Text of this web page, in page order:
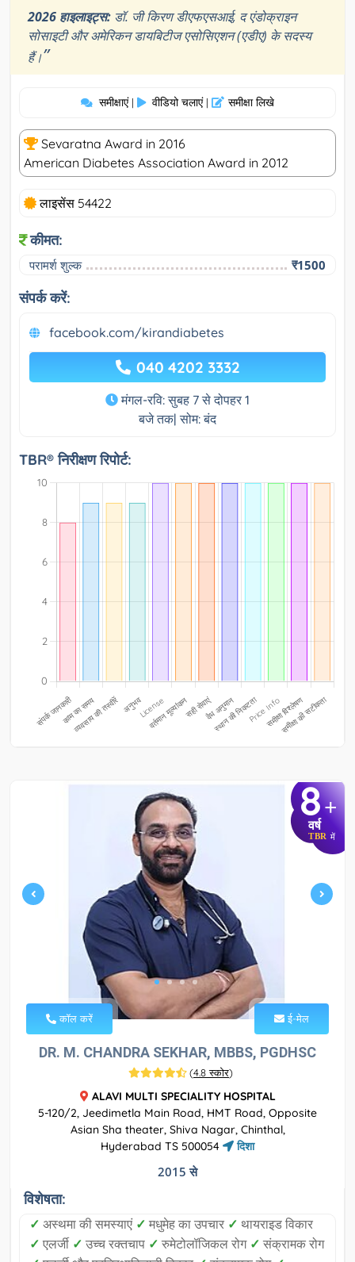
2026 हाइलाइट्स: डॉ. जी किरण डीएफएसआई, द एंडोक्राइन
सोसाइटी और अमेरिकन डायबिटीज एसोसिएशन (एडीए) के सदस्य
हैं।”
समीक्षाएं | वीडियो चलाएं | समीक्षा लिखे
Sevaratna Award in 2016
American Diabetes Association Award in 2012
लाइसेंस 54422
कीमत:
परामर्श शुल्क ₹1500
संपर्क करें:
facebook.com/kirandiabetes
040 4202 3332
मंगल-रवि: सुबह 7 से दोपहर 1
बजे तक| सोम: बंद
TBR® निरीक्षण रिपोर्ट:
8+
वर्ष
TBR में
कॉल करें ई-मेल
DR. M. CHANDRA SEKHAR, MBBS, PGDHSC
(4.8 स्कोर)
ALAVI MULTI SPECIALITY HOSPITAL
5-120/2, Jeedimetla Main Road, HMT Road, Opposite
Asian Sha theater, Shiva Nagar, Chinthal,
Hyderabad TS 500054
दिशा
2015 से
विशेषता:
✓ अस्थमा की समस्याएं ✓ मधुमेह का उपचार ✓ थायराइड विकार
✓ एलर्जी ✓ उच्च रक्तचाप ✓ रुमेटोलॉजिकल रोग ✓ संक्रामक रोग